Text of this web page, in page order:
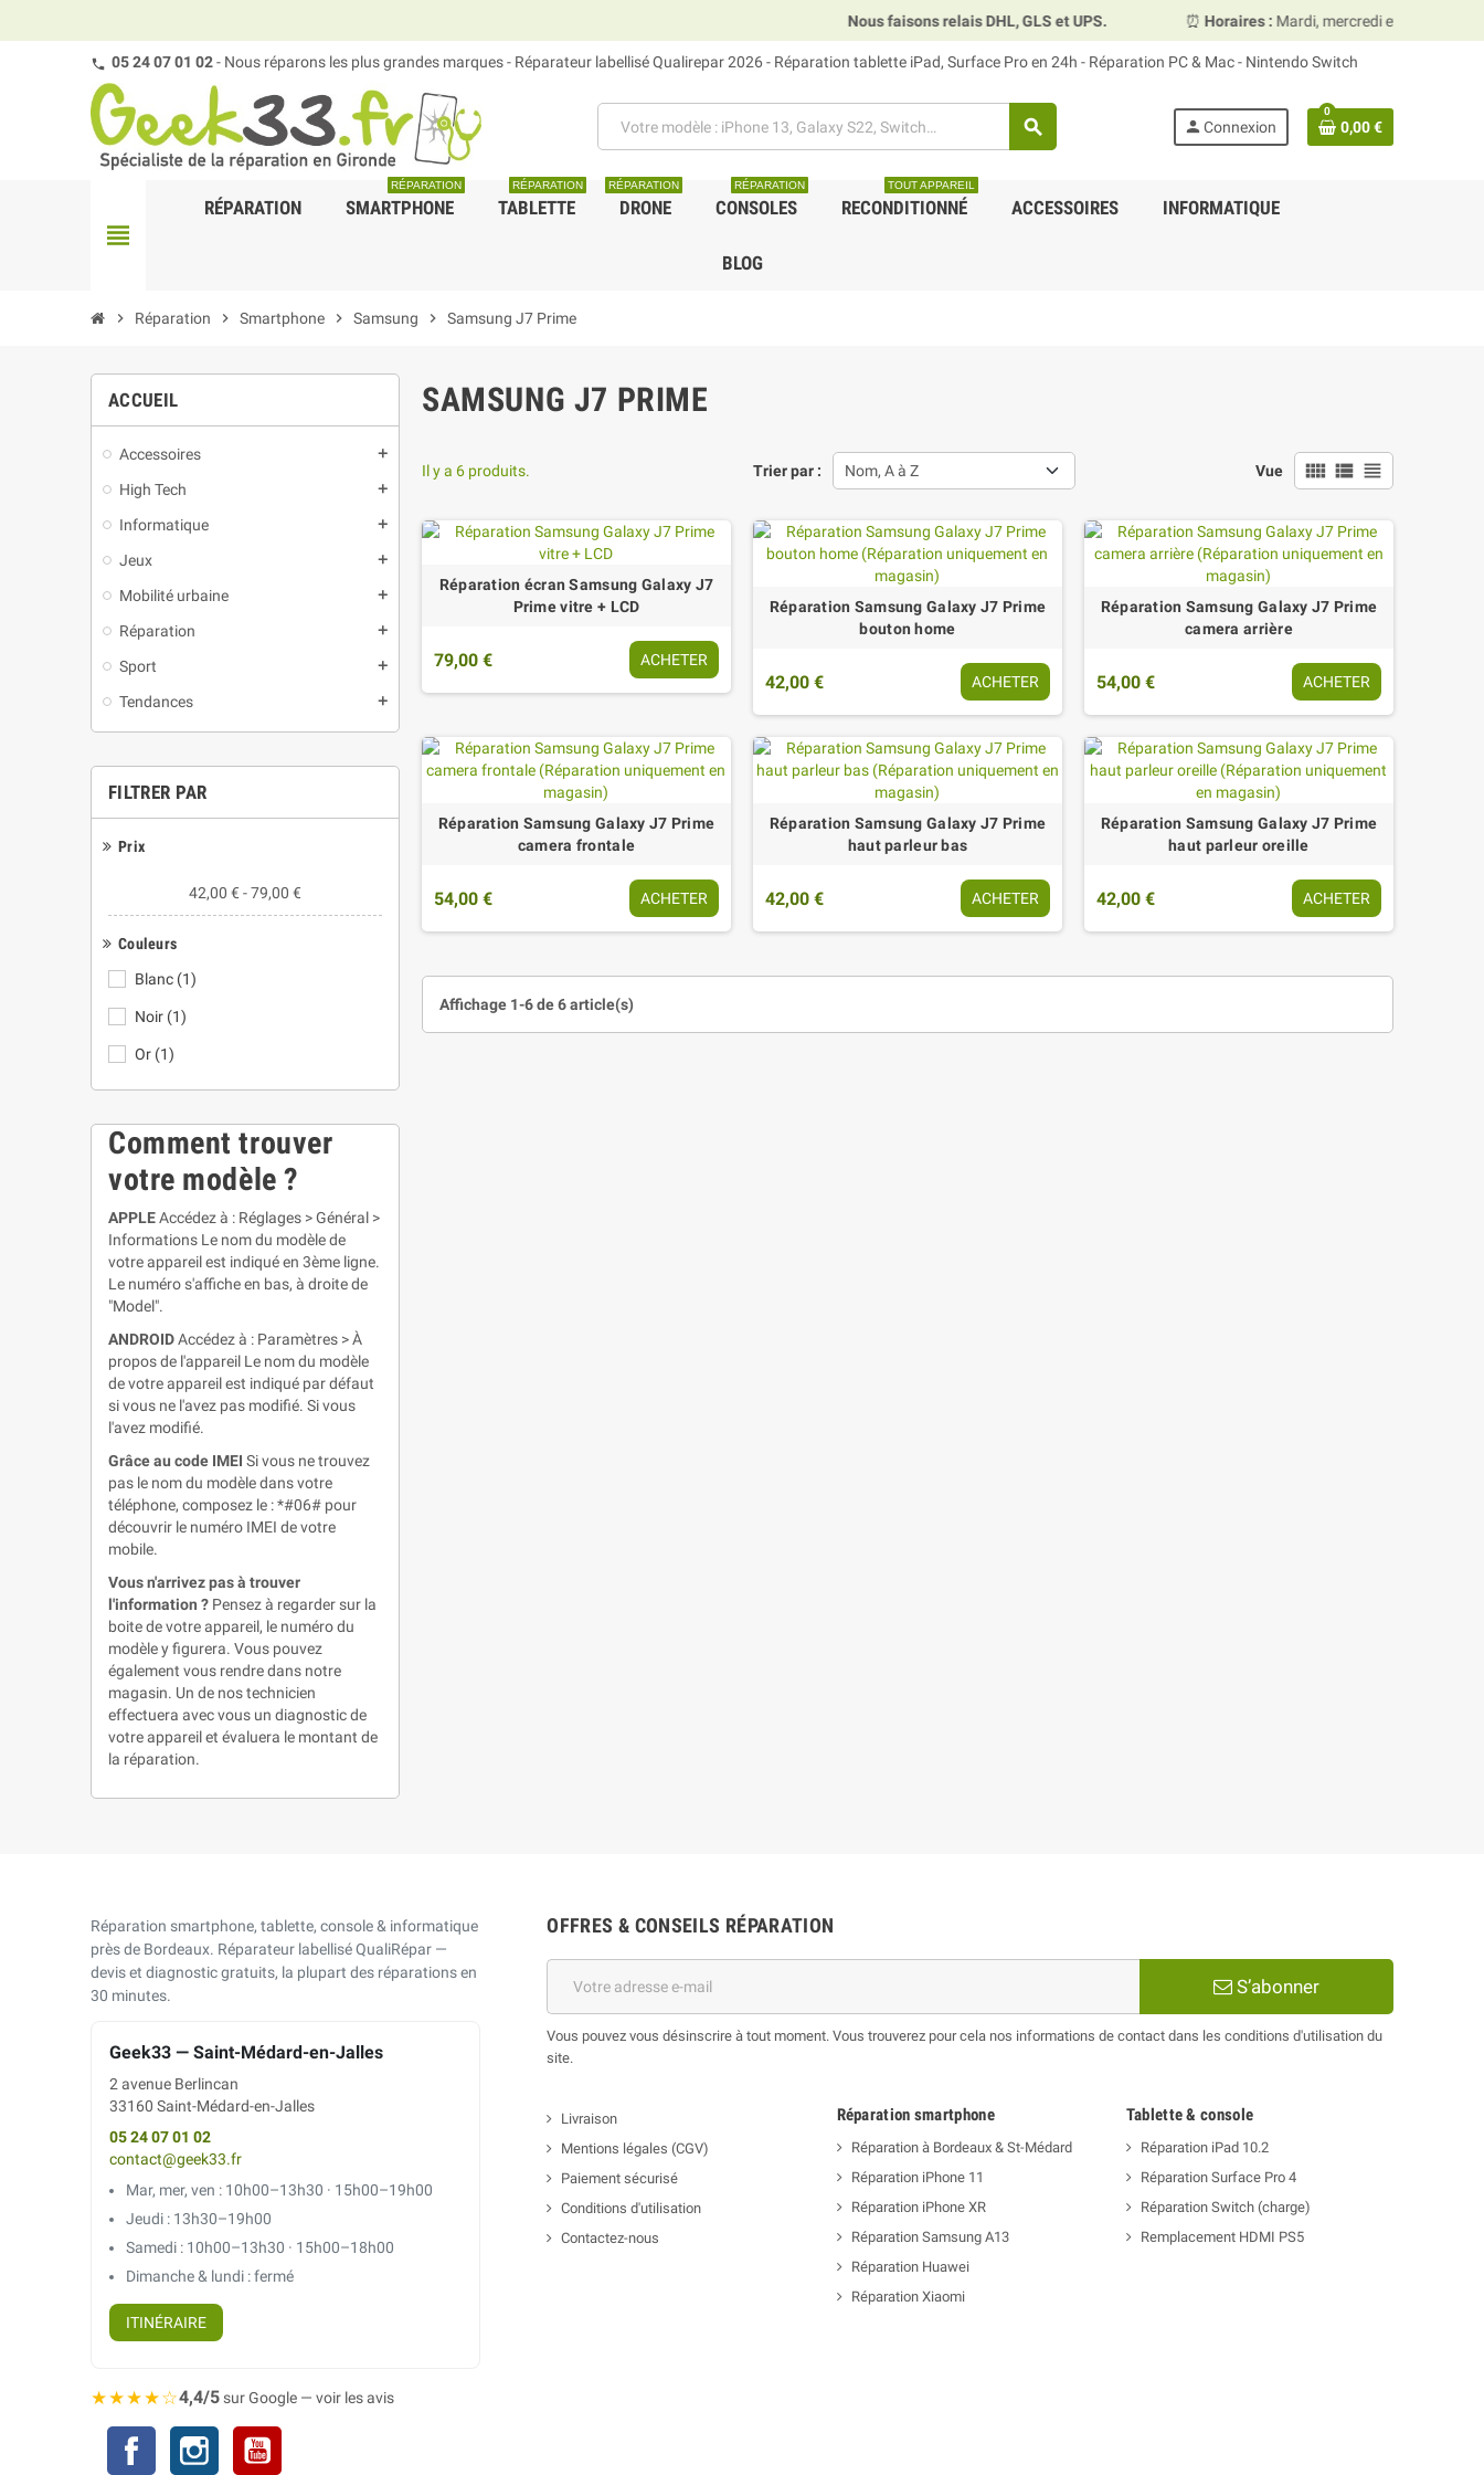
Nous faisons relais DHL, GLS et UPS. ⏰ Mardi, mercredi et vendredi 10h00–13h30
05 24 07 01 02- Nous réparons les plus grandes marques - Réparateur labellisé Qualirepar 2026 - Réparation tablette iPad, Surface Pro en 24h - Réparation PC & Mac - Nintendo Switch
search person Connexion
0
0,00 €
view_headline
RÉPARATION SMARTPHONE
RÉPARATION
TABLETTE
RÉPARATION
DRONE
RÉPARATION
CONSOLES
RÉPARATION
RECONDITIONNÉ
TOUT APPAREIL
ACCESSOIRES INFORMATIQUE
BLOG
chevron_right Réparation chevron_right Smartphone chevron_right Samsung chevron_right Samsung J7 Prime
ACCUEIL
Accessoires add
High Tech add
Informatique add
Jeux add
Mobilité urbaine add
Réparation add
Sport add
Tendances add
FILTRER PAR
Prix
42,00 € - 79,00 €
Couleurs
Blanc (1)
Noir (1)
Or (1)
Comment trouver
votre modèle ?
APPLEAccédez à : Réglages > Général >
Informations Le nom du modèle de
votre appareil est indiqué en 3ème ligne.
Le numéro s'affiche en bas, à droite de
"Model".
ANDROIDAccédez à : Paramètres > À
propos de l'appareil Le nom du modèle
de votre appareil est indiqué par défaut
si vous ne l'avez pas modifié. Si vous
l'avez modifié.
Grâce au code IMEI Si vous ne trouvez
pas le nom du modèle dans votre
téléphone, composez le : *#06# pour
découvrir le numéro IMEI de votre
mobile.
Vous n'arrivez pas à trouver
l'information ? Pensez à regarder sur la
boite de votre appareil, le numéro du
modèle y figurera. Vous pouvez
également vous rendre dans notre
magasin. Un de nos technicien
effectuera avec vous un diagnostic de
votre appareil et évaluera le montant de
la réparation.
SAMSUNG J7 PRIME
Trier par : Nom, A à Z Vue view_comfy view_list view_headline
Il y a 6 produits.
Réparation écran Samsung Galaxy J7
Prime vitre + LCD
79,00 € ACHETER
Réparation Samsung Galaxy J7 Prime
bouton home
42,00 € ACHETER
Réparation Samsung Galaxy J7 Prime
camera arrière
54,00 € ACHETER
Réparation Samsung Galaxy J7 Prime
camera frontale
54,00 € ACHETER
Réparation Samsung Galaxy J7 Prime
haut parleur bas
42,00 € ACHETER
Réparation Samsung Galaxy J7 Prime
haut parleur oreille
42,00 € ACHETER
Affichage 1-6 de 6 article(s)
Réparation smartphone, tablette, console & informatique
près de Bordeaux. Réparateur labellisé QualiRépar —
devis et diagnostic gratuits, la plupart des réparations en
30 minutes.
Geek33 — Saint-Médard-en-Jalles
2 avenue Berlincan
33160 Saint-Médard-en-Jalles
05 24 07 01 02
contact@geek33.fr
Mar, mer, ven : 10h00–13h30 · 15h00–19h00
Jeudi : 13h30–19h00
Samedi : 10h00–13h30 · 15h00–18h00
Dimanche & lundi : fermé
ITINÉRAIRE
★★★★☆4,4/5sur Google — voir les avis
Facebook Instagram
OFFRES & CONSEILS RÉPARATION
S’abonner
Vous pouvez vous désinscrire à tout moment. Vous trouverez pour cela nos informations de contact dans les conditions d'utilisation du
site.
Livraison
Mentions légales (CGV)
Paiement sécurisé
Conditions d'utilisation
Contactez-nous
Réparation smartphone
Réparation à Bordeaux & St-Médard
Réparation iPhone 11
Réparation iPhone XR
Réparation Samsung A13
Réparation Huawei
Réparation Xiaomi
Tablette & console
Réparation iPad 10.2
Réparation Surface Pro 4
Réparation Switch (charge)
Remplacement HDMI PS5